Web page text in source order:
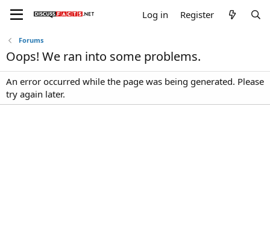
Log in Register
Forums
Oops! We ran into some problems.
An error occurred while the page was being generated. Please
try again later.